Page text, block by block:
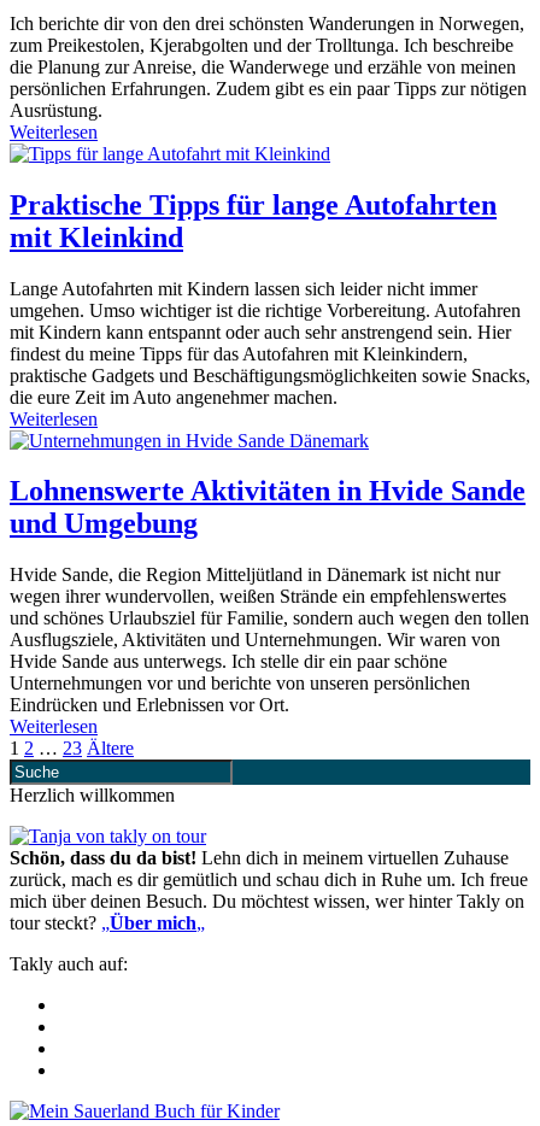
Ich berichte dir von den drei schönsten Wanderungen in Norwegen,
zum Preikestolen, Kjerabgolten und der Trolltunga. Ich beschreibe
die Planung zur Anreise, die Wanderwege und erzähle von meinen
persönlichen Erfahrungen. Zudem gibt es ein paar Tipps zur nötigen
Ausrüstung.
Weiterlesen
Praktische Tipps für lange Autofahrten
mit Kleinkind
Lange Autofahrten mit Kindern lassen sich leider nicht immer
umgehen. Umso wichtiger ist die richtige Vorbereitung. Autofahren
mit Kindern kann entspannt oder auch sehr anstrengend sein. Hier
findest du meine Tipps für das Autofahren mit Kleinkindern,
praktische Gadgets und Beschäftigungsmöglichkeiten sowie Snacks,
die eure Zeit im Auto angenehmer machen.
Weiterlesen
Lohnenswerte Aktivitäten in Hvide Sande
und Umgebung
Hvide Sande, die Region Mitteljütland in Dänemark ist nicht nur
wegen ihrer wundervollen, weißen Strände ein empfehlenswertes
und schönes Urlaubsziel für Familie, sondern auch wegen den tollen
Ausflugsziele, Aktivitäten und Unternehmungen. Wir waren von
Hvide Sande aus unterwegs. Ich stelle dir ein paar schöne
Unternehmungen vor und berichte von unseren persönlichen
Eindrücken und Erlebnissen vor Ort.
Weiterlesen
1 2 … 23 Ältere
Herzlich willkommen
Schön, dass du da bist! Lehn dich in meinem virtuellen Zuhause
zurück, mach es dir gemütlich und schau dich in Ruhe um. Ich freue
mich über deinen Besuch. Du möchtest wissen, wer hinter Takly on
tour steckt? „Über mich„
Takly auch auf: